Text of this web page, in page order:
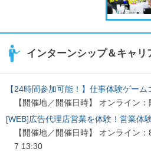
インターンシップ＆キャリ
【24時間参加可能！】仕事体験ゲーム
【開催地／開催日時】 オンライン：
[WEB]広告代理店営業を体験！営業体
【開催地／開催日時】 オンライン
7 13:30